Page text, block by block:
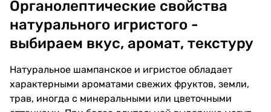
Органолептические свойства
натурального игристого -
выбираем вкус, аромат, текстуру
Натуральное шампанское и игристое обладает
характерными ароматами свежих фруктов, земли,
трав, иногда с минеральными или цветочными